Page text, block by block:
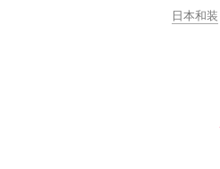
日本和装